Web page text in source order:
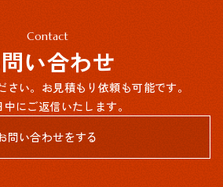
Contact
い合わせ
さい。お見積もり依頼も可能です。
中にご返信いたします。
問い合わせをする